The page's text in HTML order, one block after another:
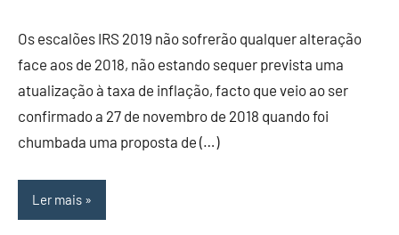
Os escalões IRS 2019 não sofrerão qualquer alteração
face aos de 2018, não estando sequer prevista uma
atualização à taxa de inflação, facto que veio ao ser
confirmado a 27 de novembro de 2018 quando foi
chumbada uma proposta de (…)
Ler mais